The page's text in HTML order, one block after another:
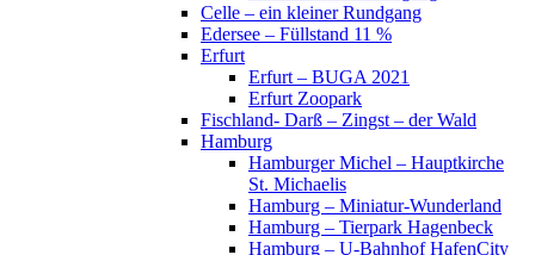
Celle – ein kleiner Rundgang
Edersee – Füllstand 11 %
Erfurt
Erfurt – BUGA 2021
Erfurt Zoopark
Fischland- Darß – Zingst – der Wald
Hamburg
Hamburger Michel – Hauptkirche
St. Michaelis
Hamburg – Miniatur-Wunderland
Hamburg – Tierpark Hagenbeck
Hamburg – U-Bahnhof HafenCity